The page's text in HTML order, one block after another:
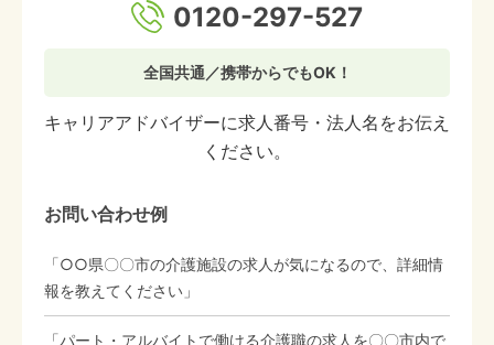
0120-297-527
全国共通／携帯からでもOK！
キャリアアドバイザーに求人番号・法人名をお伝え
ください。
お問い合わせ例
「○○県〇〇市の介護施設の求人が気になるので、詳細情
報を教えてください」
「パート・アルバイトで働ける介護職の求人を〇〇市内で